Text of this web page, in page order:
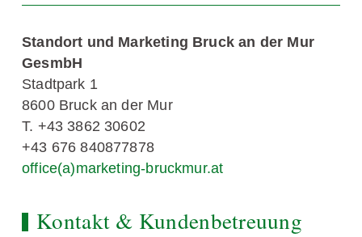
Standort und Marketing Bruck an der Mur
GesmbH
Stadtpark 1
8600 Bruck an der Mur
T. +43 3862 30602
+43 676 840877878
office(a)marketing-bruckmur.at
Kontakt & Kundenbetreuung